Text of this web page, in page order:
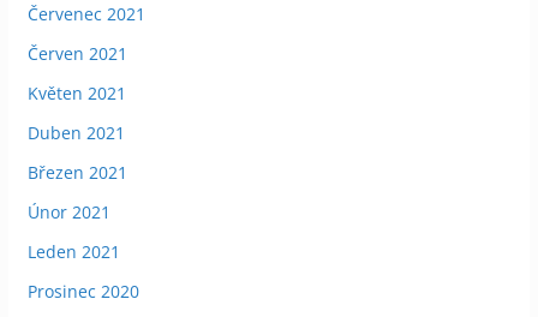
Červenec 2021
Červen 2021
Květen 2021
Duben 2021
Březen 2021
Únor 2021
Leden 2021
Prosinec 2020